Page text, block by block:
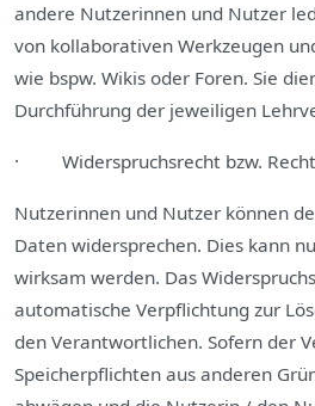
andere Nutzerinnen und Nutzer
von kollaborativen Werkzeugen
wie bspw. Wikis oder Foren. Sie
Durchführung der jeweiligen
· Widerspruchsrecht bzw.
Nutzerinnen und Nutzer können
Daten widersprechen. Dies kann
wirksam werden. Das
automatische Verpflichtung zur
den Verantwortlichen. Sofern der
Speicherpflichten aus anderen